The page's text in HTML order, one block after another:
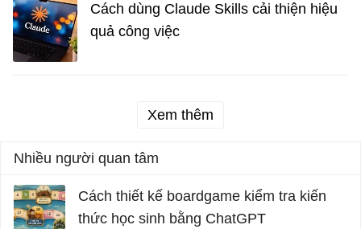
Cách dùng Claude Skills cải thiện hiệu
quả công việc
Xem thêm
Nhiều người quan tâm
Cách thiết kế boardgame kiểm tra kiến
thức học sinh bằng ChatGPT